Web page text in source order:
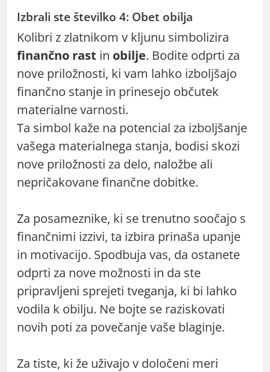
Izbrali ste številko 4: Obet obilja
Kolibri z zlatnikom v kljunu simbolizira
finančno rast in obilje. Bodite odprti za
nove priložnosti, ki vam lahko izboljšajo
finančno stanje in prinesejo občutek
materialne varnosti.
Ta simbol kaže na potencial za izboljšanje
vašega materialnega stanja, bodisi skozi
nove priložnosti za delo, naložbe ali
nepričakovane finančne dobitke.
Za posameznike, ki se trenutno soočajo s
finančnimi izzivi, ta izbira prinaša upanje
in motivacijo. Spodbuja vas, da ostanete
odprti za nove možnosti in da ste
pripravljeni sprejeti tveganja, ki bi lahko
vodila k obilju. Ne bojte se raziskovati
novih poti za povečanje vaše blaginje.
Za tiste, ki že uživajo v določeni meri